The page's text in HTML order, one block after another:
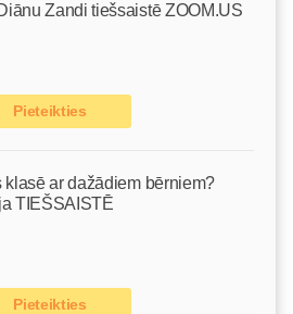
Zandi tiešsaistē ZOOM.US
Pieteikties
klasē ar dažādiem bērniem?
TIEŠSAISTĒ
Pieteikties